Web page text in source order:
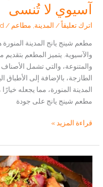
آسيوي لا تُنسى
اترك تعليقاً / المدينة, مطاعم /
مطعم شينج يانج المدينة
والآسيوية. يتميز المطعم
والمتنوعة، والتي تشمل
الطازجة، بالإضافة إلى الأطباق
المدينة المنورة، مما يجعله
مطعم شينج يانج على جودة
مطعم
يانج
المدينة:
طعام
قراءة المزيد »